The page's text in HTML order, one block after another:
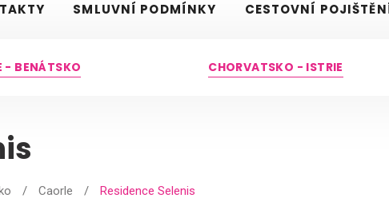
SMLUVNÍ PODMÍNKY CESTOVNÍ
- BENÁTSKO CHORVATSKO - ISTRIE
/ Caorle / Residence Selenis